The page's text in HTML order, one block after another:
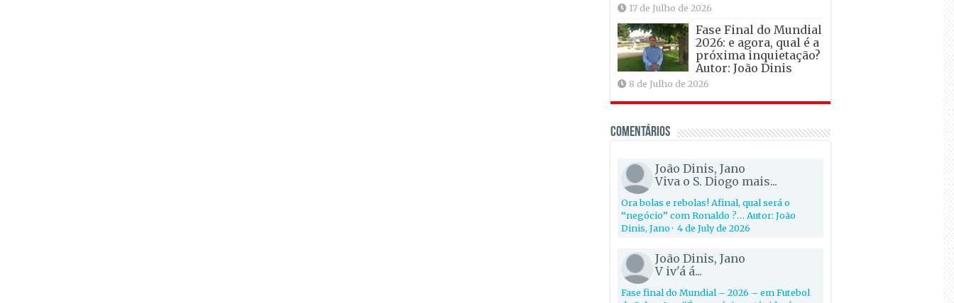
17 de Julho de 2026
Fase Final do Mundial
2026: e agora, qual é a
próxima inquietação?
Autor: João Dinis
8 de Julho de 2026
Comentários
João Dinis, Jano
Viva o S. Diogo mais...
Ora bolas e rebolas! Afinal, qual será o
“negócio” com Ronaldo ?… Autor: João
Dinis, Jano· 4 de July de 2026
João Dinis, Jano
V iv'á á...
Fase final do Mundial – 2026 – em Futebol